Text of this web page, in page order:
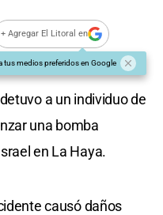
+ Agregar El Litoral en
tus medios preferidos en Google
a un individuo de
una bomba
en La Haya.
causó daños